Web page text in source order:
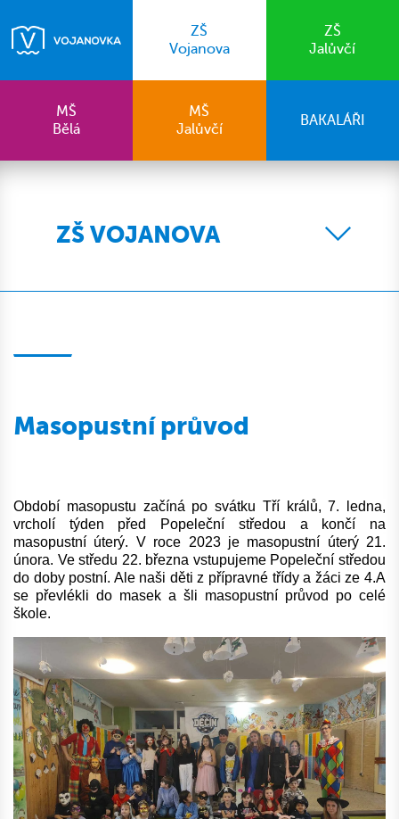
ZŠ
Vojanova
ZŠ
Jalůvčí
MŠ
Bělá
MŠ
Jalůvčí
BAKALÁŘI
ZŠ VOJANOVA
Masopustní průvod
Období masopustu začíná po svátku Tří králů, 7. ledna,
vrcholí týden před Popeleční středou a končí na
masopustní úterý. V roce 2023 je masopustní úterý 21.
února. Ve středu 22. března vstupujeme Popeleční středou
do doby postní. Ale naši děti z přípravné třídy a žáci ze 4.A
se převlékli do masek a šli masopustní průvod po celé
škole.